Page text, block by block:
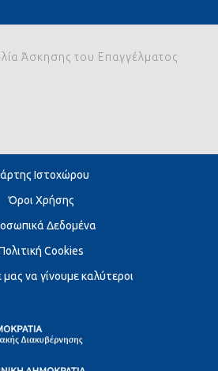
Άσκησης του Επαγγέλματος
Ιστοχώρου
Όροι Χρήσης
Δεδομένα
Cookies
να γίνουμε καλύτεροι